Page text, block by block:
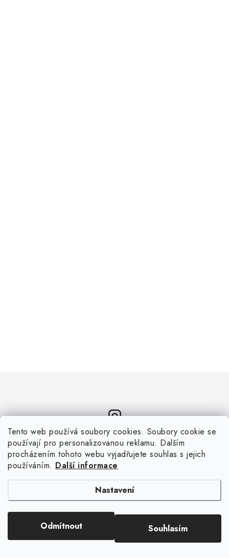
Tento web používá soubory cookies. Soubory cookie se
používají pro personalizovanou reklamu. Dalším
procházením tohoto webu vyjadřujete souhlas s jejich
používáním. Další informace
Nastavení
Odmítnout Souhlasím
Sledujte nás na Instagramu
ZOBRAZIT PROFIL